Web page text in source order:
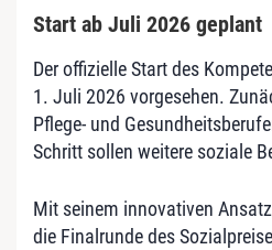
Start ab Juli 2026 geplant
Der offizielle Start des
1. Juli 2026 vorgesehen.
Pflege- und
Schritt sollen weitere soziale
Mit seinem innovativen
die Finalrunde des